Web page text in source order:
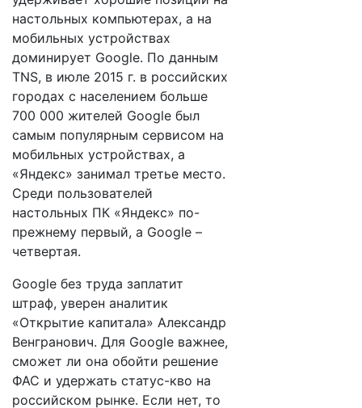
настольных компьютерах, а на
мобильных устройствах
доминирует Google. По данным
TNS, в июле 2015 г. в российских
городах с населением больше
700 000 жителей Google был
самым популярным сервисом на
мобильных устройствах, а
«Яндекс» занимал третье место.
Среди пользователей
настольных ПК «Яндекс» по-
прежнему первый, а Google –
четвертая.
Google без труда заплатит
штраф, уверен аналитик
«Открытие капитала» Александр
Венгранович. Для Google важнее,
сможет ли она обойти решение
ФАС и удержать статус-кво на
российском рынке. Если нет, то